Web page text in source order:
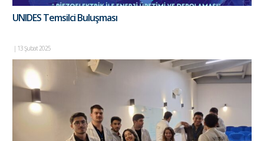
UNIDES Temsilci Buluşması
| 13 Şubat 2025